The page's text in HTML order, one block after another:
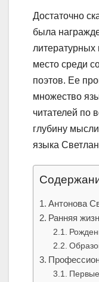
Достаточно
была
литературных
место среди
поэтов. Ее
множество
читателей по
глубину
языка
Антонова
Ранняя